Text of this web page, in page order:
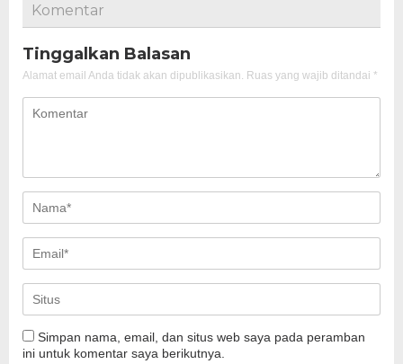
Komentar
Tinggalkan Balasan
Alamat email Anda tidak akan dipublikasikan. Ruas yang wajib ditandai *
Simpan nama, email, dan situs web saya pada peramban
ini untuk komentar saya berikutnya.